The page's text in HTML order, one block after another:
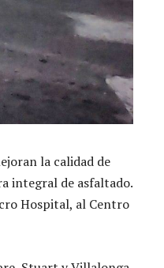
la calidad de
integral de asfaltado.
Hospital, al Centro